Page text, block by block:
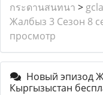
กระดานสนทนา >
Жалбыз 3 Сезон 8
просмотр
Новый эпизод
Кыргызыстан